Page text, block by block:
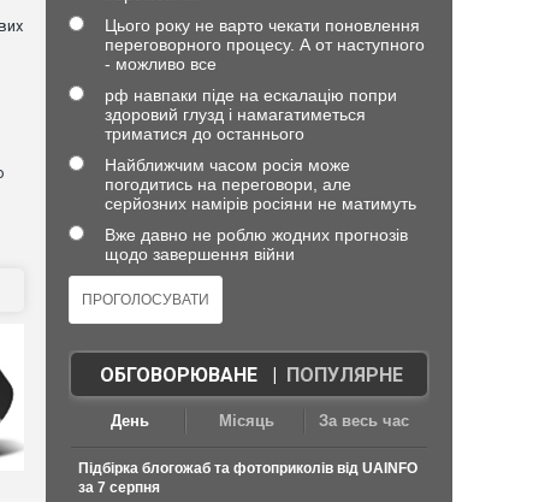
Цього року не варто чекати поновлення
переговорного процесу. А от наступного
- можливо все
рф навпаки піде на ескалацію попри
здоровий глузд і намагатиметься
триматися до останнього
Найближчим часом росія може
погодитись на переговори, але
серйозних намірів росіяни не матимуть
Вже давно не роблю жодних прогнозів
щодо завершення війни
ОБГОВОРЮВАНЕ| ПОПУЛЯРНЕ
День Місяць За весь час
Підбірка блогожаб та фотоприколів від UAINFO
за 7 серпня